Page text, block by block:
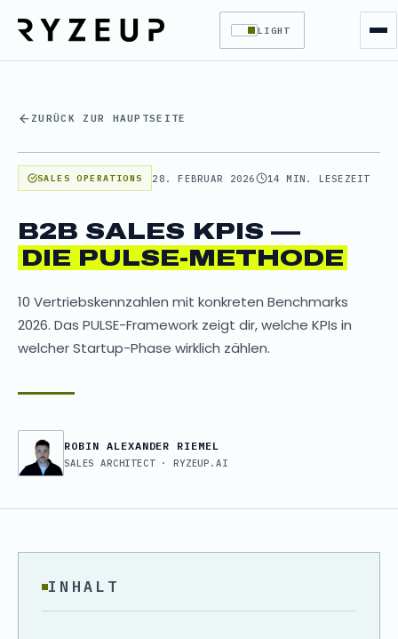
LIGHT
ZURÜCK ZUR HAUPTSEITE
SALES OPERATIONS 28. FEBRUAR 2026 14 MIN. LESEZEIT
B2B SALES KPIS —
DIE PULSE-METHODE
10 Vertriebskennzahlen mit konkreten Benchmarks
2026. Das PULSE-Framework zeigt dir, welche KPIs in
welcher Startup-Phase wirklich zählen.
ROBIN ALEXANDER RIEMEL
SALES ARCHITECT · RYZEUP.AI
INHALT